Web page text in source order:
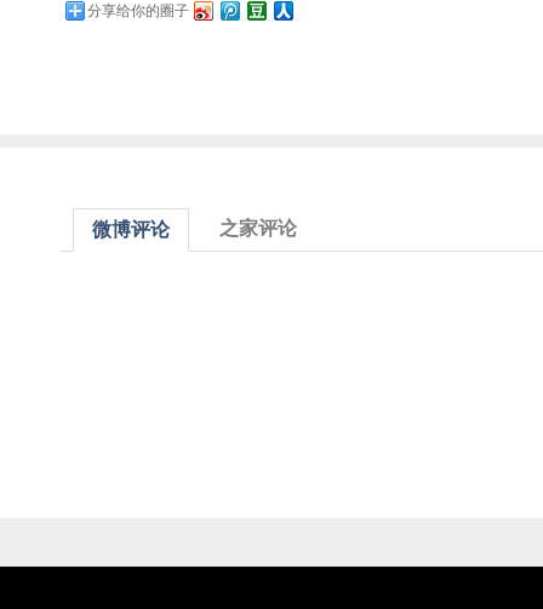
分享给你的圈子
微博评论 之家评论